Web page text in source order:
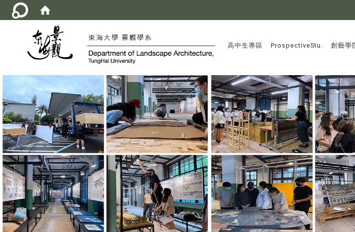
:::
高中生專區 ProspectiveStu. 創藝學